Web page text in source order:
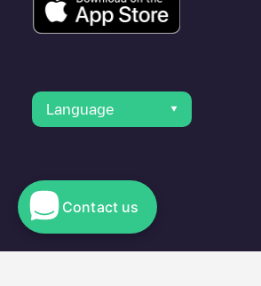
Language
© 2023 Electromaps
Contact us